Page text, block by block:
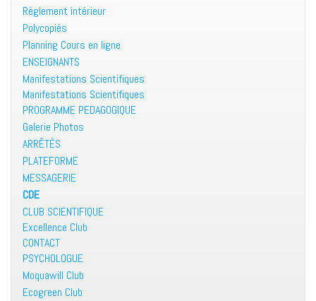
Règlement intérieur
Polycopiés
Planning Cours en ligne
ENSEIGNANTS
Manifestations Scientifiques
Manifestations Scientifiques
PROGRAMME PEDAGOGIQUE
Galerie Photos
ARRÊTÉS
PLATEFORME
MESSAGERIE
CDE
CLUB SCIENTIFIQUE
Excellence Club
CONTACT
PSYCHOLOGUE
Moquawill Club
Ecogreen Club